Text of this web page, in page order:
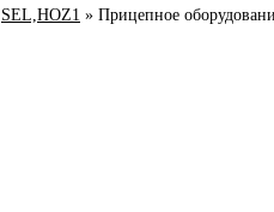
SEL,HOZ1 » Прицепное